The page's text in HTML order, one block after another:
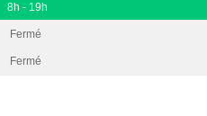
8h - 19h
Fermé
Fermé